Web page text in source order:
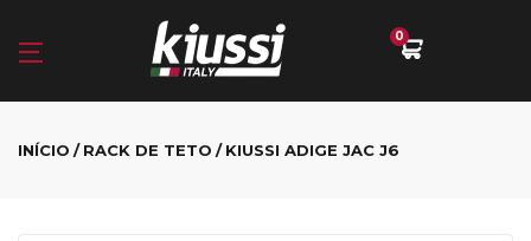
0
INÍCIO RACK DE TETO KIUSSI ADIGE JAC J6